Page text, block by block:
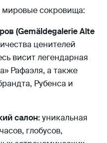
сокровища:
(Gemäldegalerie Alte
ценителей
висит легендарная
Рафаэля, а также
Рубенса и
салон:уникальная
глобусов,